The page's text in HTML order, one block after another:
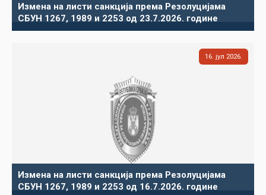
Измена на листи санкција према Резолуцијама
СБУН 1267, 1989 и 2253 од 23.7.2026. године
16 јул 2026
Измена на листи санкција према Резолуцијама
СБУН 1267, 1989 и 2253 од 16.7.2026. године